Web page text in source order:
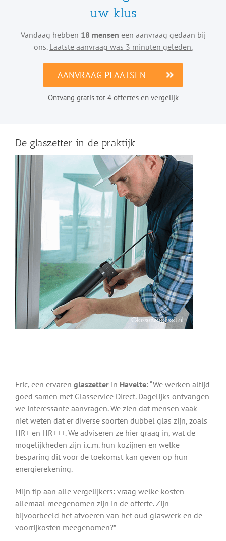
uw klus
Vandaag hebben 18 mensen een aanvraag gedaan bij
ons. Laatste aanvraag was 3 minuten geleden.
AANVRAAG PLAATSEN
Ontvang gratis tot 4 offertes en vergelijk
De glaszetter in de praktijk
Eric, een ervaren glaszetter in Havelte: “We werken altijd
goed samen met Glasservice Direct. Dagelijks ontvangen
we interessante aanvragen. We zien dat mensen vaak
niet weten dat er diverse soorten dubbel glas zijn, zoals
HR+ en HR+++. We adviseren ze hier graag in, wat de
mogelijkheden zijn i.c.m. hun kozijnen en welke
besparing dit voor de toekomst kan geven op hun
energierekening.
Mijn tip aan alle vergelijkers: vraag welke kosten
allemaal meegenomen zijn in de offerte. Zijn
bijvoorbeeld het afvoeren van het oud glaswerk en de
voorrijkosten meegenomen?”